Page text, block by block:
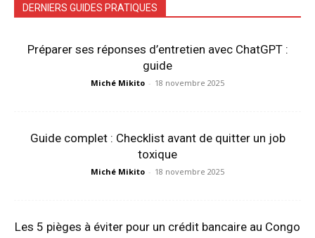
DERNIERS GUIDES PRATIQUES
Préparer ses réponses d’entretien avec ChatGPT :
guide
Miché Mikito - 18 novembre 2025
Guide complet : Checklist avant de quitter un job
toxique
Miché Mikito - 18 novembre 2025
Les 5 pièges à éviter pour un crédit bancaire au Congo